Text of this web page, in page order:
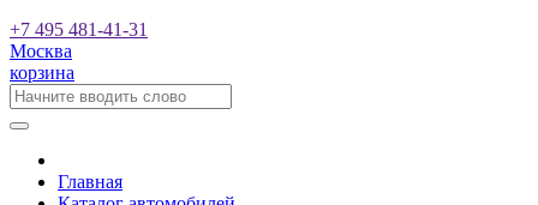
+7 495 481-41-31
Москва
корзина
Главная